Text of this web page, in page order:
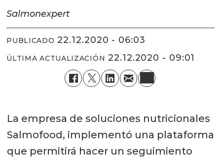
Salmonexpert
PUBLICADO 22.12.2020 - 06:03
ÚLTIMA ACTUALIZACIÓN 22.12.2020 - 09:01
La empresa de soluciones nutricionales
Salmofood, implementó una plataforma
que permitirá hacer un seguimiento